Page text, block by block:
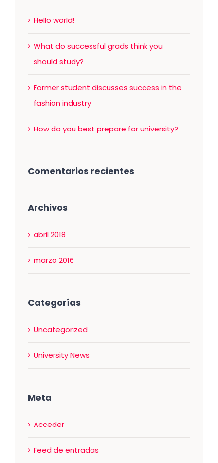
Hello world!
What do successful grads think you
should study?
Former student discusses success in the
fashion industry
How do you best prepare for university?
Comentarios recientes
Archivos
abril 2018
marzo 2016
Categorías
Uncategorized
University News
Meta
Acceder
Feed de entradas